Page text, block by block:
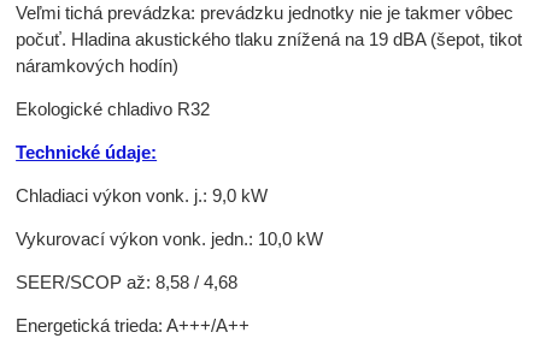
Veľmi tichá prevádzka: prevádzku jednotky nie je takmer vôbec
počuť. Hladina akustického tlaku znížená na 19 dBA (šepot, tikot
náramkových hodín)
Ekologické chladivo R32
Technické údaje:
Chladiaci výkon vonk. j.: 9,0 kW
Vykurovací výkon vonk. jedn.: 10,0 kW
SEER/SCOP až: 8,58 / 4,68
Energetická trieda: A+++/A++